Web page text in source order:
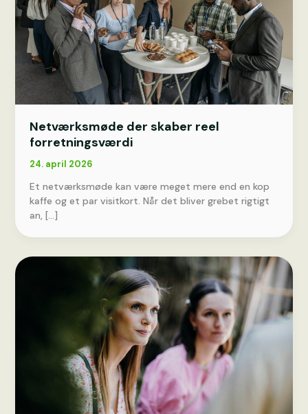
Netværksmøde der skaber reel
forretningsværdi
24. april 2026
Et netværksmøde kan være meget mere end en kop
kaffe og et par visitkort. Når det bliver grebet rigtigt
an, […]